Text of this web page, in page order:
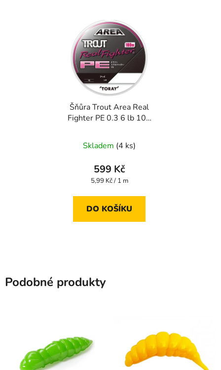
Šňůra Trout Area Real
Fighter PE 0.3 6 lb 100
Skladem (4 ks)
599 Kč
Měrná
5,99 Kč / 1 m
DO KOŠÍKU
Podobné produkty